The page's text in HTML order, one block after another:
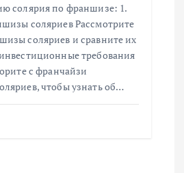
солярия по франшизе: 1.
соляриев Рассмотрите
соляриев и сравните их
требования
с франчайзи
чтобы узнать об…